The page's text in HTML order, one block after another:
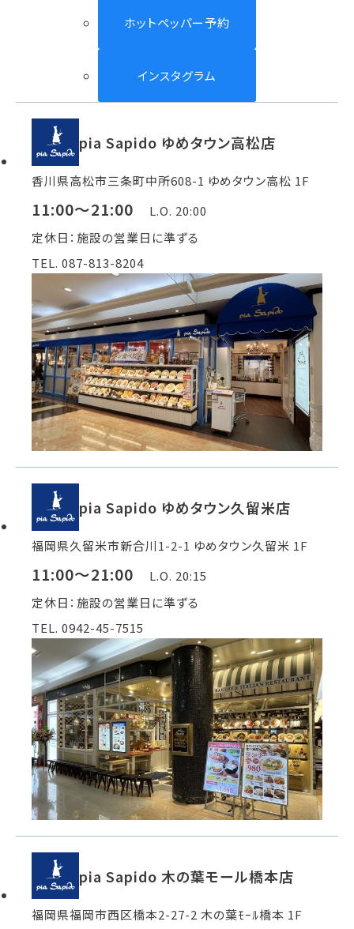
ホットペッパー予約
インスタグラム
pia Sapido ゆめタウン高松店
香川県高松市三条町中所608-1 ゆめタウン高松 1F
11:00～21:00
L.O. 20:00
定休日：施設の営業日に準ずる
TEL. 087-813-8204
pia Sapido ゆめタウン久留米店
福岡県久留米市新合川1-2-1 ゆめタウン久留米 1F
11:00～21:00
L.O. 20:15
定休日：施設の営業日に準ずる
TEL. 0942-45-7515
pia Sapido 木の葉モール橋本店
福岡県福岡市西区橋本2-27-2 木の葉ﾓｰﾙ橋本 1F